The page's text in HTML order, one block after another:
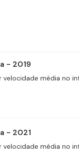
- 2019
média no
- 2021
média no